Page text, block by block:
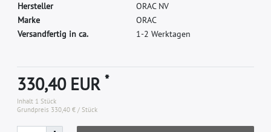
Hersteller ORAC NV
Marke ORAC
Versandfertig in ca.
1-2 Werktagen
330,40 EUR*
Inhalt 1Stück
Grundpreis 330,40 € / Stück